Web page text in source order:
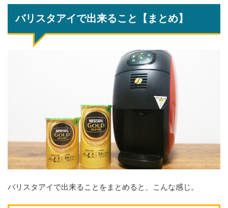
バリスタアイで出来ること【まとめ】
バリスタアイで出来ることをまとめると、こんな感じ。